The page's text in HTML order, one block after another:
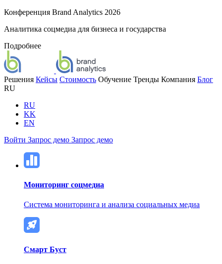
Конференция Brand Analytics 2026
Аналитика соцмедиа для бизнеса и государства
Подробнее
Решения Кейсы Стоимость Обучение Тренды Компания Блог
RU
RU
KK
EN
Войти Запрос демо Запрос демо
Мониторинг соцмедиа
Система мониторинга и анализа социальных медиа
Смарт Буст